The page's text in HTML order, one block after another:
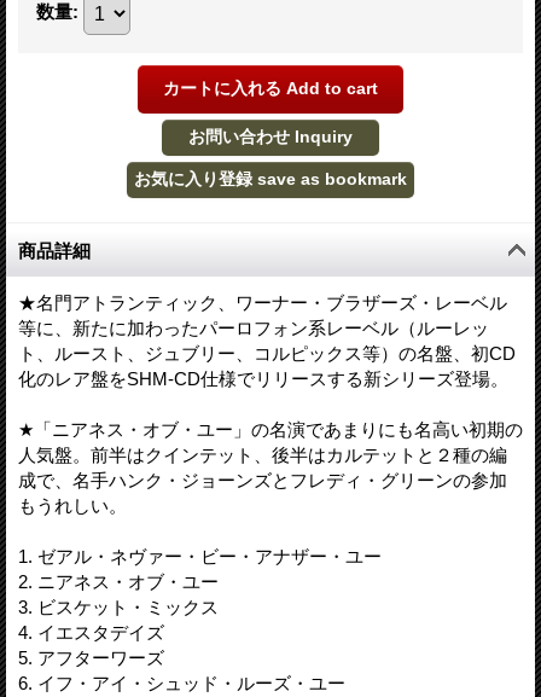
数量:
商品詳細
★名門アトランティック、ワーナー・ブラザーズ・レーベル
等に、新たに加わったパーロフォン系レーベル（ルーレッ
ト、ルースト、ジュブリー、コルピックス等）の名盤、初CD
化のレア盤をSHM-CD仕様でリリースする新シリーズ登場。
★「ニアネス・オブ・ユー」の名演であまりにも名高い初期の
人気盤。前半はクインテット、後半はカルテットと２種の編
成で、名手ハンク・ジョーンズとフレディ・グリーンの参加
もうれしい。
1. ゼアル・ネヴァー・ビー・アナザー・ユー
2. ニアネス・オブ・ユー
3. ビスケット・ミックス
4. イエスタデイズ
5. アフターワーズ
6. イフ・アイ・シュッド・ルーズ・ユー